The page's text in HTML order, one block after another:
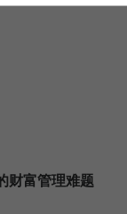
财富管理难题